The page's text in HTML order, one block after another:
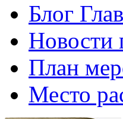
Блог
Новости
План
Место